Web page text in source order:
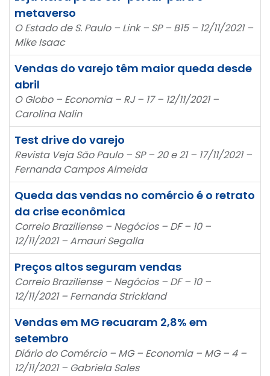
metaverso
O Estado de S. Paulo – Link – SP – B15 – 12/11/2021 –
Mike Isaac
Vendas do varejo têm maior queda desde
abril
O Globo – Economia – RJ – 17 – 12/11/2021 –
Carolina Nalin
Test drive do varejo
Revista Veja São Paulo – SP – 20 e 21 – 17/11/2021 –
Fernanda Campos Almeida
Queda das vendas no comércio é o retrato
da crise econômica
Correio Braziliense – Negócios – DF – 10 –
12/11/2021 – Amauri Segalla
Preços altos seguram vendas
Correio Braziliense – Negócios – DF – 10 –
12/11/2021 – Fernanda Strickland
Vendas em MG recuaram 2,8% em
setembro
Diário do Comércio – MG – Economia – MG – 4 –
12/11/2021 – Gabriela Sales